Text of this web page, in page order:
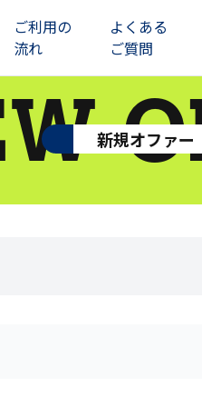
ご利用の
流れ
よくある
ご質問
新規オファー